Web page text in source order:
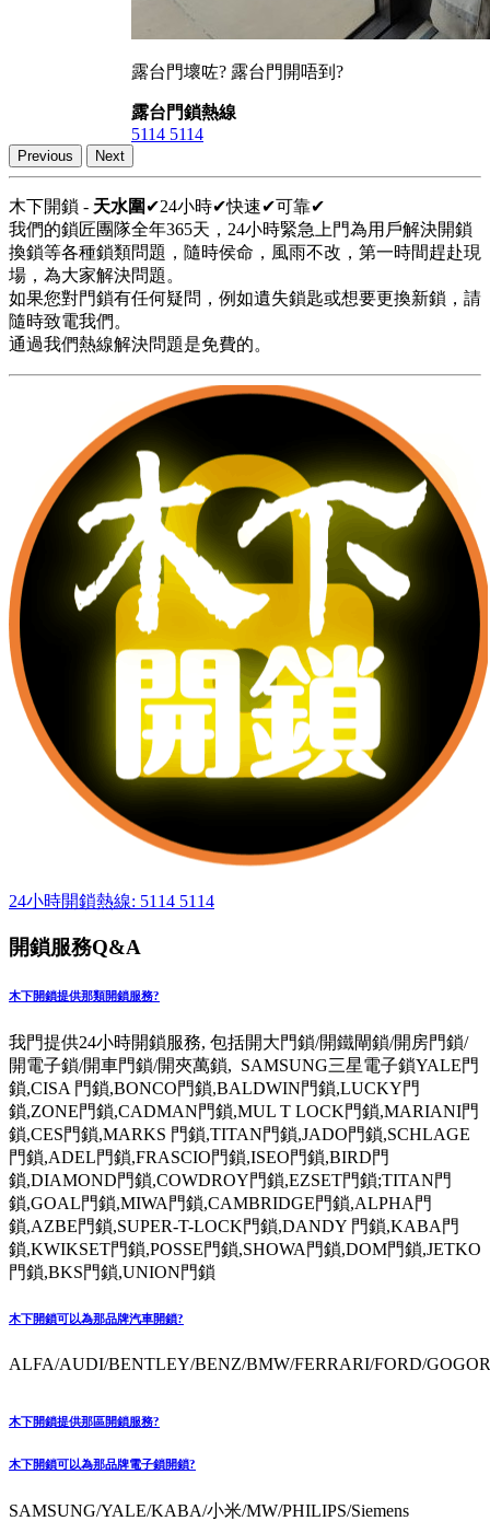
露台門壞咗? 露台門開唔到?
露台門鎖熱線
5114 5114
Previous Next
木下開鎖 - 天水圍 ✔24小時✔快速✔可靠✔
我們的鎖匠團隊全年365天，24小時緊急上門為用戶解決開鎖
換鎖等各種鎖類問題，隨時侯命，風雨不改，第一時間趕赴現
場，為大家解決問題。
如果您對門鎖有任何疑問，例如遺失鎖匙或想要更換新鎖，請
隨時致電我們。
通過我們熱線解決問題是免費的。
24小時開鎖熱線: 5114 5114
開鎖服務Q&A
木下開鎖提供那類開鎖服務?
我門提供24小時開鎖服務, 包括開大門鎖/開鐵閘鎖/開房門鎖/
開電子鎖/開車門鎖/開夾萬鎖, SAMSUNG三星電子鎖YALE門
鎖,CISA 門鎖,BONCO門鎖,BALDWIN門鎖,LUCKY門
鎖,ZONE門鎖,CADMAN門鎖,MUL T LOCK門鎖,MARIANI門
鎖,CES門鎖,MARKS 門鎖,TITAN門鎖,JADO門鎖,SCHLAGE
門鎖,ADEL門鎖,FRASCIO門鎖,ISEO門鎖,BIRD門
鎖,DIAMOND門鎖,COWDROY門鎖,EZSET門鎖;TITAN門
鎖,GOAL門鎖,MIWA門鎖,CAMBRIDGE門鎖,ALPHA門
鎖,AZBE門鎖,SUPER-T-LOCK門鎖,DANDY 門鎖,KABA門
鎖,KWIKSET門鎖,POSSE門鎖,SHOWA門鎖,DOM門鎖,JETKO
門鎖,BKS門鎖,UNION門鎖
木下開鎖可以為那品牌汽車開鎖?
ALFA/AUDI/BENTLEY/BENZ/BMW/FERRARI/FORD/
木下開鎖提供那區開鎖服務?
木下開鎖可以為那品牌電子鎖開鎖?
SAMSUNG/YALE/KABA/小米/MW/PHILIPS/Siemens